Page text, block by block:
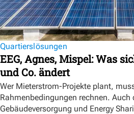
Quartierslösungen
EEG, Agnes, Mispel: Was
und Co. ändert
Wer Mieterstrom-Projekte plant,
Rahmenbedingungen rechnen.
Gebäudeversorgung und Energy